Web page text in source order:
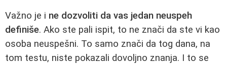
Važno je i ne dozvoliti da vas jedan neuspeh
definiše. Ako ste pali ispit, to ne znači da ste vi kao
osoba neuspešni. To samo znači da tog dana, na
tom testu, niste pokazali dovoljno znanja. I to se